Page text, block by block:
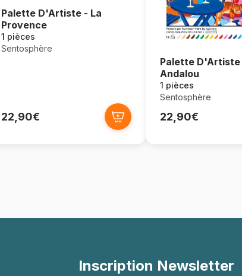
Palette D'Artiste - La
Provence
1 pièces
Sentosphère
22,90€
Palette D'Artiste
Andalou
1 pièces
Sentosphère
22,90€
Inscription Newsletter